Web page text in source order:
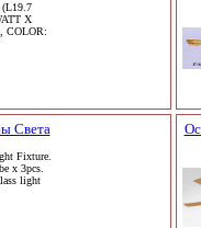
X
COLOR:
Света
Fixture.
x 3pcs.
light